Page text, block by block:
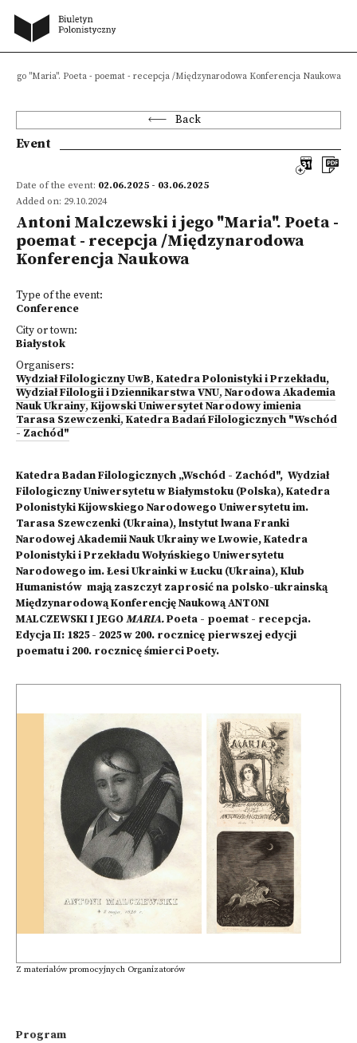
jego "Maria". Poeta - poemat - recepcja /Międzynarodowa Konferencja Naukowa
Back
Event
Date of the event: 02.06.2025 - 03.06.2025
Added on: 29.10.2024
Antoni Malczewski i jego "Maria". Poeta -
poemat - recepcja /Międzynarodowa
Konferencja Naukowa
Type of the event:
Conference
City or town:
Białystok
Organisers:
Wydział Filologiczny UwB, Katedra Polonistyki i Przekładu,
Wydział Filologii i Dziennikarstwa VNU, Narodowa Akademia
Nauk Ukrainy, Kijowski Uniwersytet Narodowy imienia
Tarasa Szewczenki, Katedra Badań Filologicznych "Wschód
- Zachód"
Katedra Badan Filologicznych „Wschód - Zachód", Wydział
Filologiczny Uniwersytetu w Białymstoku (Polska), Katedra
Polonistyki Kijowskiego Narodowego Uniwersytetu im.
Tarasa Szewczenki (Ukraina), lnstytut lwana Franki
Narodowej Akademii Nauk Ukrainy we Lwowie, Katedra
Polonistyki i Przekładu Wołyńskiego Uniwersytetu
Narodowego im. Łesi Ukrainki w Łucku (Ukraina), Klub
Humanistów mają zaszczyt zaprosić na polsko-ukrainską
Międzynarodową Konferencję Naukową ANTONI
MALCZEWSKI I JEGOMARIA.Poeta - poemat - recepcja.
Edycja II: 1825 - 2025 w 200. rocznicę pierwszej edycji
poematu i 200. rocznicę śmierci Poety.
Z materiałów promocyjnych Organizatorów
Program